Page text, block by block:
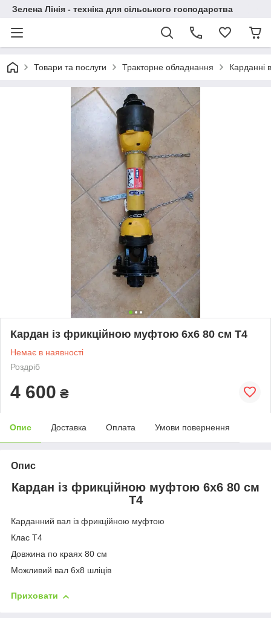
Зелена Лінія - техніка для сільського господарства
Товари та послуги Тракторне обладнання Карданні
Кардан із фрикційною муфтою 6х6 80 см Т4
Немає в наявності
Роздріб
4 600 ₴
Опис Доставка Оплата Умови повернення
Опис
Кардан із фрикційною муфтою 6х6 80 см
Т4
Карданний вал із фрикційною муфтою
Клас Т4
Довжина по краях 80 см
Можливий вал 6х8 шліців
Приховати